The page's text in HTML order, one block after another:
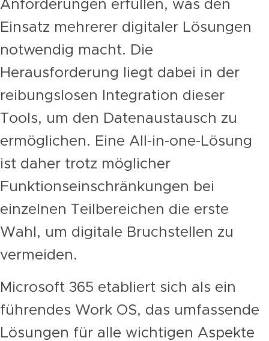
Anforderungen erfüllen, was den
Einsatz mehrerer digitaler Lösungen
notwendig macht. Die
Herausforderung liegt dabei in der
reibungslosen Integration dieser
Tools, um den Datenaustausch zu
ermöglichen. Eine All-in-one-Lösung
ist daher trotz möglicher
Funktionseinschränkungen bei
einzelnen Teilbereichen die erste
Wahl, um digitale Bruchstellen zu
vermeiden.
Microsoft 365 etabliert sich als ein
führendes Work OS, das umfassende
Lösungen für alle wichtigen Aspekte